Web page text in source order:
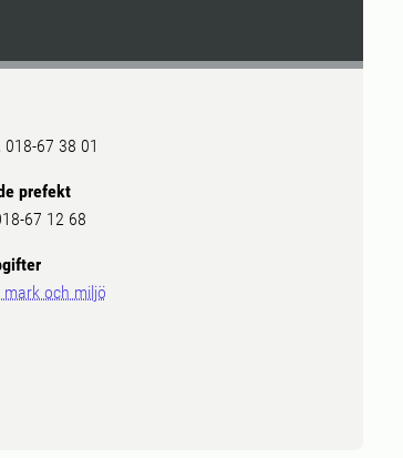
, 018-67 38 01
prefekt
67 12 68
och miljö